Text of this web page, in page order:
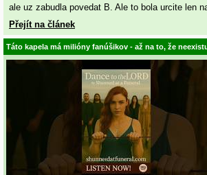
ale uz zabudla povedat B. Ale to bola urcite len
Přejít na článek
Táto kapela má milióny fanúšikov - až na to, že